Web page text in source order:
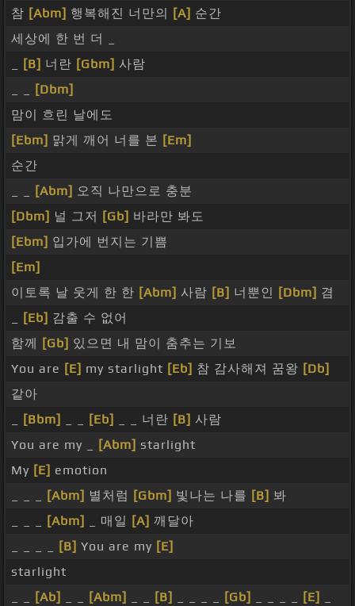
참 [Abm] 행복해진 너만의 [A] 순간
세상에 한 번 더 _
[B] 너란 [Gbm] 사람
[Dbm]
맘이 흐린 날에도
[Ebm] 맑게 깨어 너를 본 [Em]
순간
[Abm] 오직 나만으로 충분
[Dbm] 널 그저 [Gb] 바라만 봐도
[Ebm] 입가에 번지는 기쁨
[Em]
이토록 날 웃게 한 한 [Abm] 사람 [B] 너뿐인 [Dbm] 겸
[Eb] 감출 수 없어
함께
[Gb] 있으면 내 맘이 춤추는 기보
You are [E] my starlight [Eb] 참 감사해져 꿈왕 [Db]
같아
[Bbm] [Eb] _ _ 너란 [B] 사람
You are my _
[Abm] starlight
My [E] emotion
[Abm] 별처럼 [Gbm] 빛나는 나를 [B] 봐
[Abm] _ 매일 [A] 깨달아
[B] You are my [E]
starlight
[Ab] [Abm] [B] [Gb] [E]